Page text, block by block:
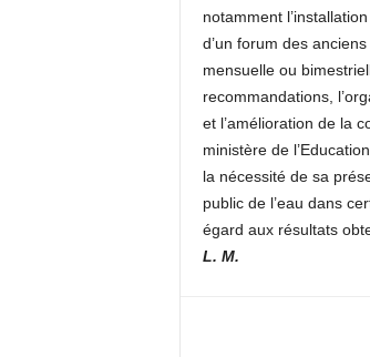
notamment
d’un forum des
mensuelle ou
recommandations,
et l’amélioration de la
ministère de
la nécessité de sa
public de l’eau dans
égard aux résultats
L. M.